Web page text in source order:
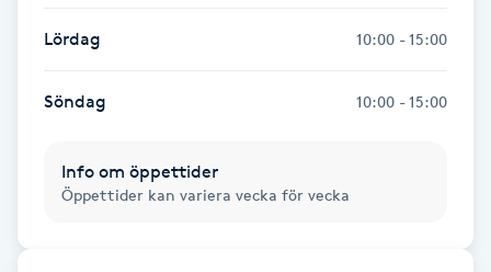
HIFU
Hollywood Peel
Hot Stone Massage
Lördag 10:00 - 15:00
Söndag 10:00 - 15:00
Info om öppettider
Öppettider kan variera vecka för vecka